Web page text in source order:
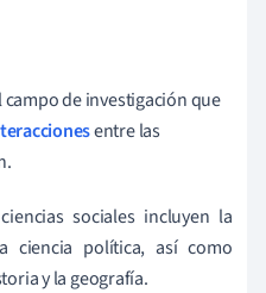
de investigación que
entre las
sociales incluyen la
ciencia política, así como
y la geografía.